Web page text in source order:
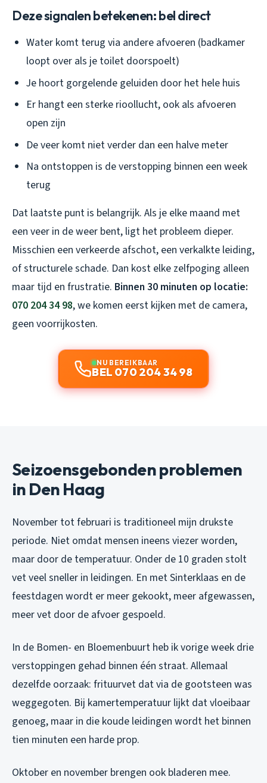
Deze signalen betekenen: bel direct
Water komt terug via andere afvoeren (badkamer
loopt over als je toilet doorspoelt)
Je hoort gorgelende geluiden door het hele huis
Er hangt een sterke rioollucht, ook als afvoeren
open zijn
De veer komt niet verder dan een halve meter
Na ontstoppen is de verstopping binnen een week
terug
Dat laatste punt is belangrijk. Als je elke maand met
een veer in de weer bent, ligt het probleem dieper.
Misschien een verkeerde afschot, een verkalkte leiding,
of structurele schade. Dan kost elke zelfpoging alleen
maar tijd en frustratie. Binnen 30 minuten op locatie:
070 204 34 98, we komen eerst kijken met de camera,
geen voorrijkosten.
NU BEREIKBAAR
BEL 070 204 34 98
Seizoensgebonden problemen
in Den Haag
November tot februari is traditioneel mijn drukste
periode. Niet omdat mensen ineens viezer worden,
maar door de temperatuur. Onder de 10 graden stolt
vet veel sneller in leidingen. En met Sinterklaas en de
feestdagen wordt er meer gekookt, meer afgewassen,
meer vet door de afvoer gespoeld.
In de Bomen- en Bloemenbuurt heb ik vorige week drie
verstoppingen gehad binnen één straat. Allemaal
dezelfde oorzaak: frituurvet dat via de gootsteen was
weggegoten. Bij kamertemperatuur lijkt dat vloeibaar
genoeg, maar in die koude leidingen wordt het binnen
tien minuten een harde prop.
Oktober en november brengen ook bladeren mee.